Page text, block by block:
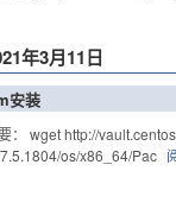
年3月11日
安装
： wget http://
os/x86_64/Pac